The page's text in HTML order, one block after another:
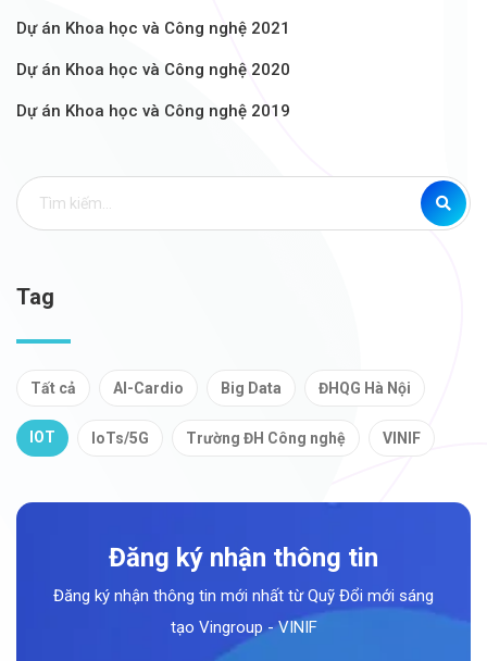
Dự án Khoa học và Công nghệ 2021
Dự án Khoa học và Công nghệ 2020
Dự án Khoa học và Công nghệ 2019
Tag
Tất cả AI-Cardio Big Data ĐHQG Hà Nội
IOT IoTs/5G Trường ĐH Công nghệ VINIF
Đăng ký nhận thông tin
Đăng ký nhận thông tin mới nhất từ Quỹ Đổi mới sáng
tạo Vingroup - VINIF